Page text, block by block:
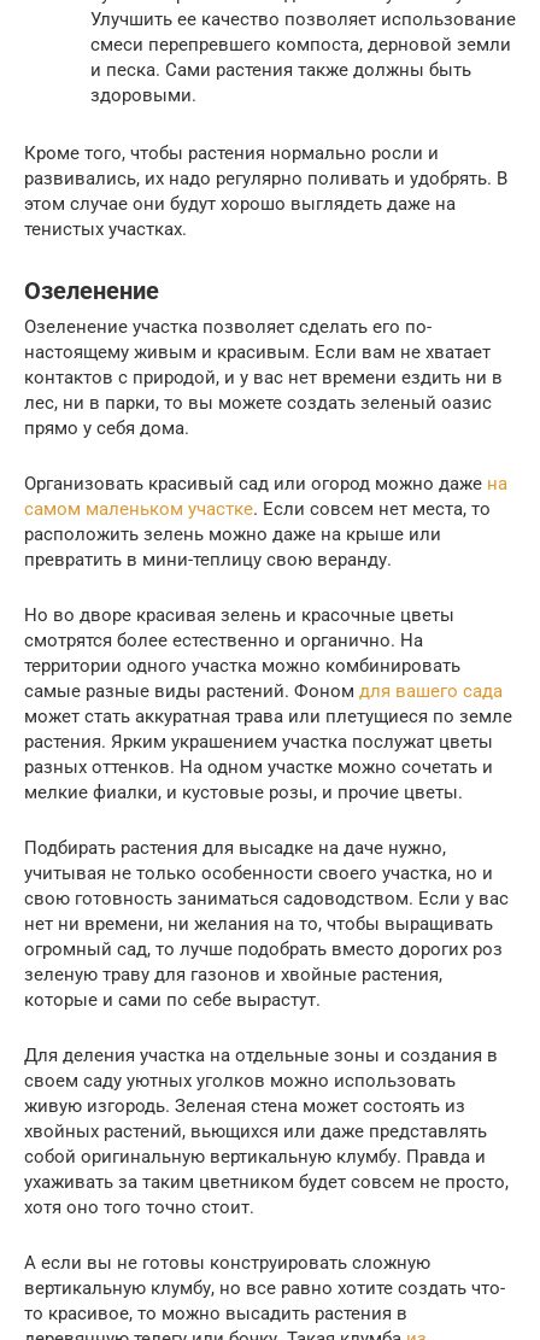
Улучшить ее качество позволяет использование
смеси перепревшего компоста, дерновой земли
и песка. Сами растения также должны быть
здоровыми.
Кроме того, чтобы растения нормально росли и
развивались, их надо регулярно поливать и удобрять. В
этом случае они будут хорошо выглядеть даже на
тенистых участках.
Озеленение
Озеленение участка позволяет сделать его по-
настоящему живым и красивым. Если вам не хватает
контактов с природой, и у вас нет времени ездить ни в
лес, ни в парки, то вы можете создать зеленый оазис
прямо у себя дома.
Организовать красивый сад или огород можно даже на
самом маленьком участке. Если совсем нет места, то
расположить зелень можно даже на крыше или
превратить в мини-теплицу свою веранду.
Но во дворе красивая зелень и красочные цветы
смотрятся более естественно и органично. На
территории одного участка можно комбинировать
самые разные виды растений. Фоном для вашего сада
может стать аккуратная трава или плетущиеся по земле
растения. Ярким украшением участка послужат цветы
разных оттенков. На одном участке можно сочетать и
мелкие фиалки, и кустовые розы, и прочие цветы.
Подбирать растения для высадке на даче нужно,
учитывая не только особенности своего участка, но и
свою готовность заниматься садоводством. Если у вас
нет ни времени, ни желания на то, чтобы выращивать
огромный сад, то лучше подобрать вместо дорогих роз
зеленую траву для газонов и хвойные растения,
которые и сами по себе вырастут.
Для деления участка на отдельные зоны и создания в
своем саду уютных уголков можно использовать
живую изгородь. Зеленая стена может состоять из
хвойных растений, вьющихся или даже представлять
собой оригинальную вертикальную клумбу. Правда и
ухаживать за таким цветником будет совсем не просто,
хотя оно того точно стоит.
А если вы не готовы конструировать сложную
вертикальную клумбу, но все равно хотите создать что-
то красивое, то можно высадить растения в